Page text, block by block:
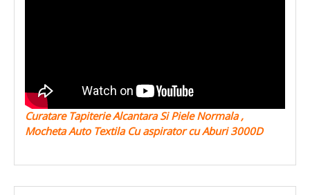
Curatare Tapiterie Alcantara Si Piele Normala ,
Mocheta Auto Textila Cu aspirator cu Aburi 3000D